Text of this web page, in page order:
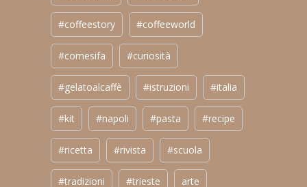
#coffeestory #coffeeworld
#comesifa #curiosità
#gelatoalcaffè #istruzioni #italia
#kit #napoli #pasta #recipe
#ricetta #rivista #scuola
#tradizioni #trieste arte